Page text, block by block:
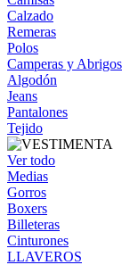
Calzado
Remeras
Polos
Camperas y Abrigos
Algodón
Jeans
Pantalones
Tejido
Ver todo
Medias
Gorros
Boxers
Billeteras
Cinturones
LLAVEROS